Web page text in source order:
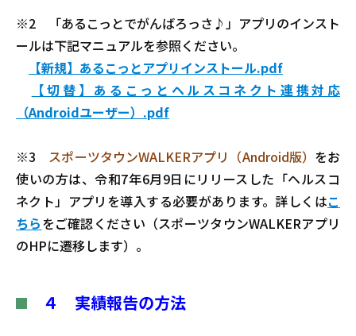
※2 「あるこっとでがんばろっさ♪」アプリのインスト
ールは下記マニュアルを参照ください。
【新規】あるこっとアプリインストール.pdf
【切替】あるこっとヘルスコネクト連携対応
（Androidユーザー）.pdf
※3 スポーツタウンWALKERアプリ（Android版） をお
使いの方は、令和7年6月9日にリリースした「ヘルスコ
ネクト」アプリを導入する必要があります。詳しくはこ
ちらをご確認ください（スポーツタウンWALKERアプリ
のHPに遷移します）。
４ 実績報告の方法